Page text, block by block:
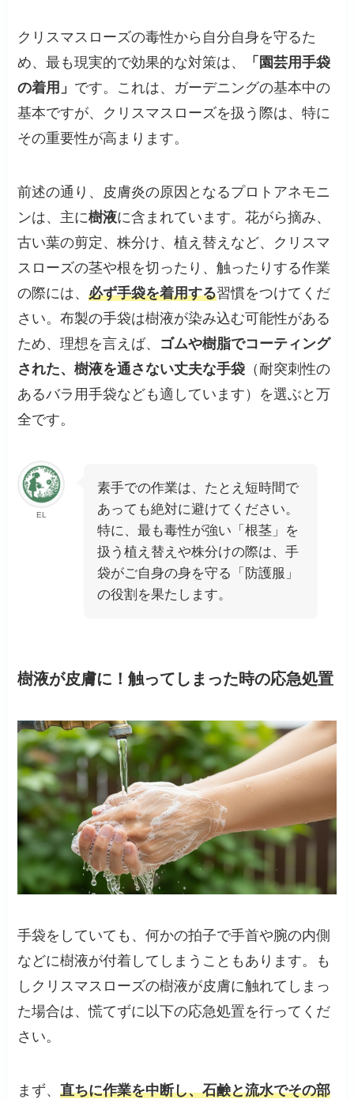
クリスマスローズの毒性から自分自身を守るた
め、最も現実的で効果的な対策は、
「園芸用手袋
の着用」 です。これは、ガーデニングの基本中の
基本ですが、クリスマスローズを扱う際は、特に
その重要性が高まります。
前述の通り、皮膚炎の原因となるプロトアネモニ
ンは、主に樹液に含まれています。花がら摘み、
古い葉の剪定、株分け、植え替えなど、クリスマ
スローズの茎や根を切ったり、触ったりする作業
の際には、必ず手袋を着用する習慣をつけてくだ
さい。布製の手袋は樹液が染み込む可能性がある
ため、理想を言えば、 ゴムや樹脂でコーティング
された、樹液を通さない丈夫な手袋 （耐突刺性の
あるバラ用手袋なども適しています）を選ぶと万
全です。
EL
素手での作業は、たとえ短時間で
あっても絶対に避けてください。
特に、最も毒性が強い「根茎」を
扱う植え替えや株分けの際は、手
袋がご自身の身を守る「防護服」
の役割を果たします。
樹液が皮膚に！触ってしまった時の応急処置
手袋をしていても、何かの拍子で手首や腕の内側
などに樹液が付着してしまうこともあります。も
しクリスマスローズの樹液が皮膚に触れてしまっ
た場合は、慌てずに以下の応急処置を行ってくだ
さい。
まず、直ちに作業を中断し、石鹸と流水でその部